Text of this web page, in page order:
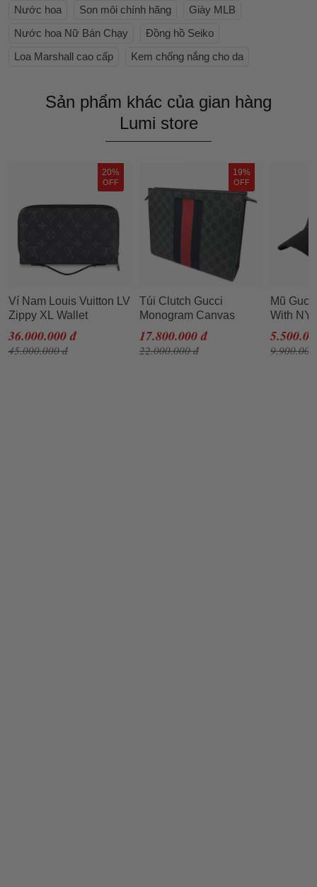
Nước hoa Son môi chính hãng
Giày MLB
Nước hoa Nữ Bán Chạy
Đồng hồ Seiko
Loa Marshall cao cấp
Kem chống nắng cho da
Sản phẩm khác của gian hàng
Lumi store
20%
OFF
Ví Nam Louis Vuitton LV
Zippy XL Wallet
Monogram Clutch
36.000.000 đ
45.000.000 đ
19%
OFF
Túi Clutch Gucci
Monogram Canvas
SS2019 Màu Đen
17.800.000 đ
22.000.000 đ
Mũ
With NY
Patch